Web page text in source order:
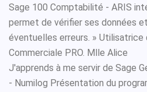
Sage 100 Comptabilité - ARIS
permet de vérifier ses données
éventuelles erreurs. » Utilisatrice
Commerciale PRO. Mlle Alice
J'apprends à me servir de Sage
- Numilog Présentation du